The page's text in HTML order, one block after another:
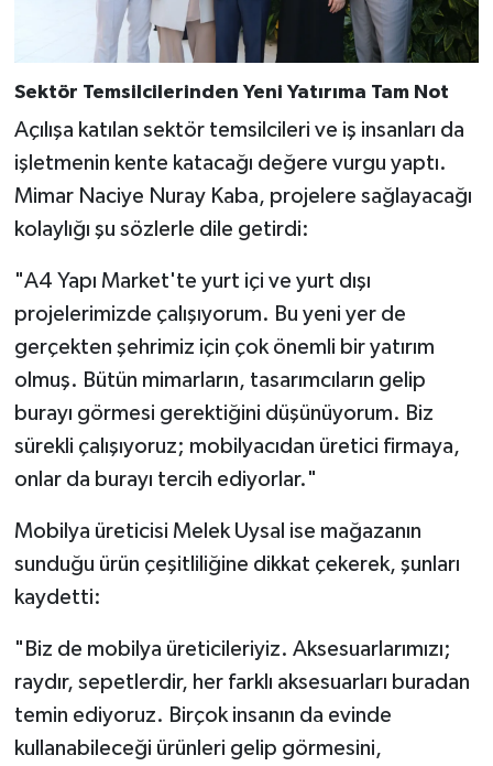
Sektör Temsilcilerinden Yeni Yatırıma Tam Not
Açılışa katılan sektör temsilcileri ve iş insanları da
işletmenin kente katacağı değere vurgu yaptı.
Mimar Naciye Nuray Kaba, projelere sağlayacağı
kolaylığı şu sözlerle dile getirdi:
"A4 Yapı Market'te yurt içi ve yurt dışı
projelerimizde çalışıyorum. Bu yeni yer de
gerçekten şehrimiz için çok önemli bir yatırım
olmuş. Bütün mimarların, tasarımcıların gelip
burayı görmesi gerektiğini düşünüyorum. Biz
sürekli çalışıyoruz; mobilyacıdan üretici firmaya,
onlar da burayı tercih ediyorlar."
Mobilya üreticisi Melek Uysal ise mağazanın
sunduğu ürün çeşitliliğine dikkat çekerek, şunları
kaydetti:
"Biz de mobilya üreticileriyiz. Aksesuarlarımızı;
raydır, sepetlerdir, her farklı aksesuarları buradan
temin ediyoruz. Birçok insanın da evinde
kullanabileceği ürünleri gelip görmesini,